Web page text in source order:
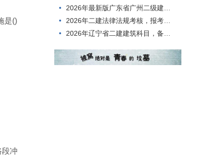
是()
冲
2026年最新版广东省广州二级建造师管理在线考试，难度大不大？
2026年二建法律法规考核，报考条件有哪些？
2026年辽宁省二建建筑科目，备考时间需要多久？